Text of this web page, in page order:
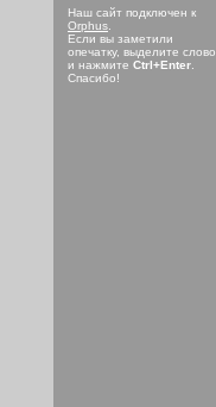
Наш сайт подключен к
Orphus
Если вы заметили
опечатку, выделите слово
и нажмите Ctrl+Enter
Спасибо!